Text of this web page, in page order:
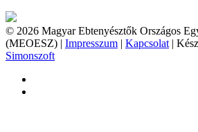
© 2026 Magyar Ebtenyésztők Országos
(MEOESZ) | Impresszum | Kapcsolat |
Simonszoft